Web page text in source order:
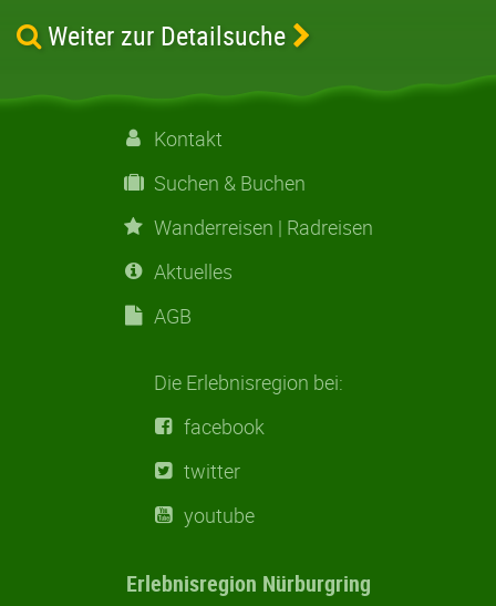
Weiter zur Detailsuche
Erlebnisregion Nürburgring
Kontakt
Suchen & Buchen
Wanderreisen | Radreisen
Aktuelles
AGB
Die Erlebnisregion bei:
facebook
twitter
youtube